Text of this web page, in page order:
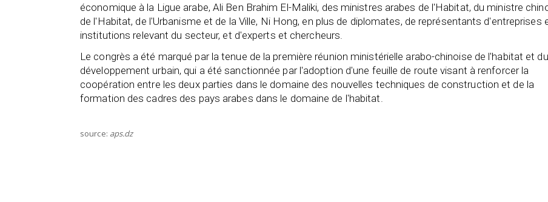
économique à la Ligue arabe, Ali Ben Brahim El-Maliki, des ministres arabes de l'Habitat, du ministre
de l'Habitat, de l'Urbanisme et de la Ville, Ni Hong, en plus de diplomates, de représentants d'entreprises
institutions relevant du secteur, et d'experts et chercheurs.
Le congrès a été marqué par la tenue de la première réunion ministérielle arabo-chinoise de l'habitat et du
développement urbain, qui a été sanctionnée par l'adoption d'une feuille de route visant à renforcer la
coopération entre les deux parties dans le domaine des nouvelles techniques de construction et de la
formation des cadres des pays arabes dans le domaine de l'habitat.
source: aps.dz